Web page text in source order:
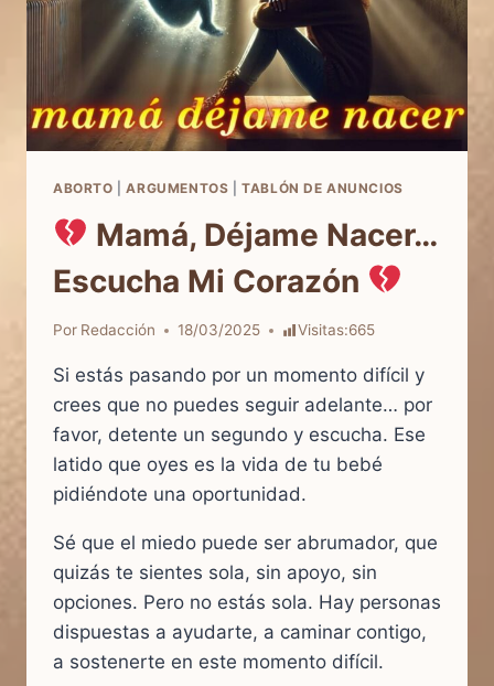
ABORTO |ARGUMENTOS |TABLÓN DE ANUNCIOS
Mamá, Déjame Nacer…
Escucha Mi Corazón
Por Redacción 18/03/2025 Visitas:665
Si estás pasando por un momento difícil y
crees que no puedes seguir adelante… por
favor, detente un segundo y escucha. Ese
latido que oyes es la vida de tu bebé
pidiéndote una oportunidad.
Sé que el miedo puede ser abrumador, que
quizás te sientes sola, sin apoyo, sin
opciones. Pero no estás sola. Hay personas
dispuestas a ayudarte, a caminar contigo,
a sostenerte en este momento difícil.